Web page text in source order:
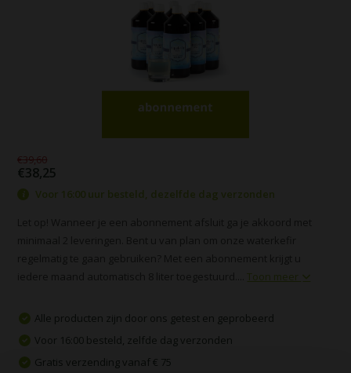
€39,60
€38,25
Voor 16:00 uur besteld, dezelfde dag verzonden
iedere maand automatisch 8 liter toegestuurd....Toon meer
Alle producten zijn door ons getest en geprobeerd
Voor 16:00 besteld, zelfde dag verzonden
Gratis verzending vanaf € 75